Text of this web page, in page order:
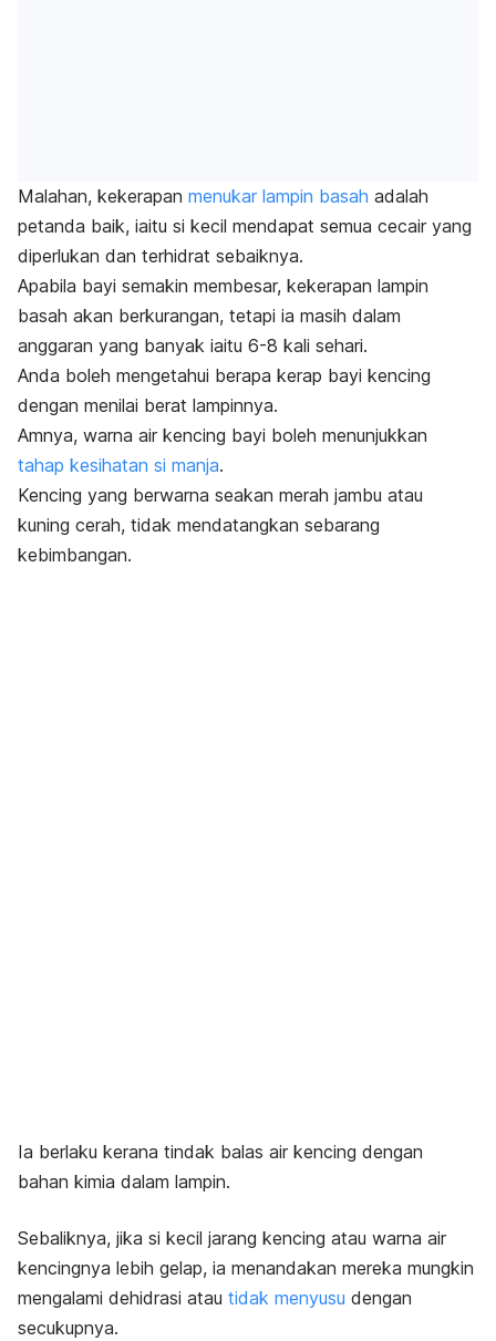
Malahan, kekerapan menukar lampin basah adalah
petanda baik, iaitu si kecil mendapat semua cecair yang
diperlukan dan terhidrat sebaiknya.
Apabila bayi semakin membesar, kekerapan lampin
basah akan berkurangan, tetapi ia masih dalam
anggaran yang banyak iaitu 6-8 kali sehari.
Anda boleh mengetahui berapa kerap bayi kencing
dengan menilai berat lampinnya.
Amnya, warna air kencing bayi boleh menunjukkan
tahap kesihatan si manja.
Kencing yang berwarna seakan merah jambu atau
kuning cerah, tidak mendatangkan sebarang
kebimbangan.
Ia berlaku kerana tindak balas air kencing dengan
bahan kimia dalam lampin.
Sebaliknya, jika si kecil jarang kencing atau warna air
kencingnya lebih gelap, ia menandakan mereka mungkin
mengalami dehidrasi atau tidak menyusu dengan
secukupnya.